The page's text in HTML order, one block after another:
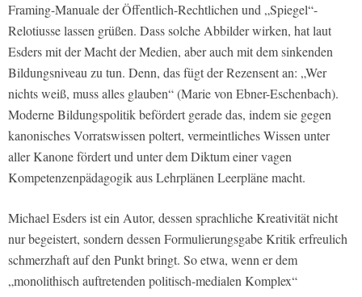
Framing-Manuale der Öffentlich-Rechtlichen und „Spiegel“-
Relotiusse lassen grüßen. Dass solche Abbilder wirken, hat laut
Esders mit der Macht der Medien, aber auch mit dem sinkenden
Bildungsniveau zu tun. Denn, das fügt der Rezensent an: „Wer
nichts weiß, muss alles glauben“ (Marie von Ebner-Eschenbach).
Moderne Bildungspolitik befördert gerade das, indem sie gegen
kanonisches Vorratswissen poltert, vermeintliches Wissen unter
aller Kanone fördert und unter dem Diktum einer vagen
Kompetenzenpädagogik aus Lehrplänen Leerpläne macht.
Michael Esders ist ein Autor, dessen sprachliche Kreativität nicht
nur begeistert, sondern dessen Formulierungsgabe Kritik erfreulich
schmerzhaft auf den Punkt bringt. So etwa, wenn er dem
„monolithisch auftretenden politisch-medialen Komplex“